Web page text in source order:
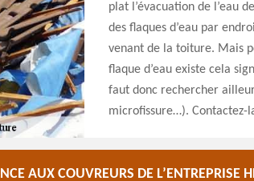
plat l’évacuation de l’eau
des flaques d’eau par
venant de la toiture. Mais
flaque d’eau existe cela
faut donc rechercher
microfissure…). Contactez-
AUX COUVREURS DE L’ENTREPRISE